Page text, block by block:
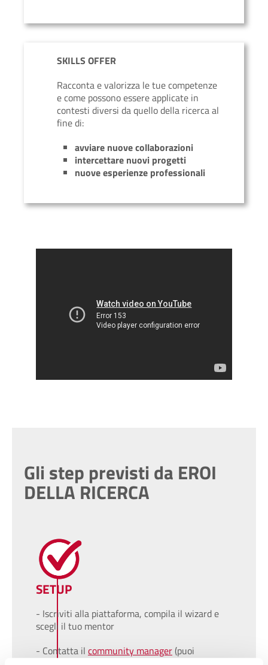
SKILLS OFFER
Racconta e valorizza le tue competenze
e come possono essere applicate in
contesti diversi da quello della ricerca al
fine di:
avviare nuove collaborazioni
intercettare nuovi progetti
nuove esperienze professionali
Gli step previsti da EROI
DELLA RICERCA
SETUP
- Iscriviti alla piattaforma, compila il wizard e
scegli il tuo mentor
- Contatta il community manager(puoi